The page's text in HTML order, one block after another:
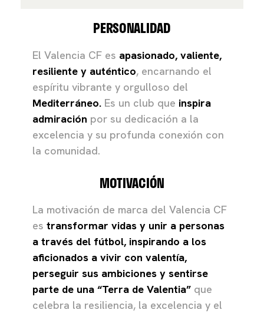
PERSONALIDAD
El Valencia CF es apasionado, valiente,
resiliente y auténtico, encarnando el
espíritu vibrante y orgulloso del
Mediterráneo. Es un club que inspira
admiración por su dedicación a la
excelencia y su profunda conexión con
la comunidad.
MOTIVACIÓN
La motivación de marca del Valencia CF
es transformar vidas y unir a personas
a través del fútbol, inspirando a los
aficionados a vivir con valentía,
perseguir sus ambiciones y sentirse
parte de una “Terra de Valentia” que
celebra la resiliencia, la excelencia y el